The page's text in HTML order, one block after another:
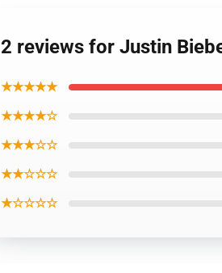
2 reviews for Justin
★★★★★
★★★★☆
★★★☆☆
★★☆☆☆
★☆☆☆☆